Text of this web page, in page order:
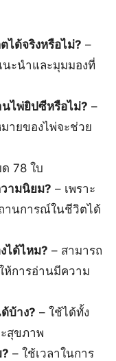
ได้จริงหรือไม่? –
นะนำและมุมมองที่
ไพ่ยิปซีหรือไม่? –
ายของไพ่จะช่วย
78 ใบ
ามนิยม? – เพราะ
านการณ์ในชีวิตได้
ได้ไหม? – สามารถ
ห้การอ่านมีความ
บ้าง? – ใช้ได้ทั้ง
สุขภาพ
– ใช้เวลาในการ